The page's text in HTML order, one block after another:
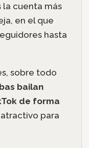
cuenta más
en el que
hasta
sobre todo
bailan
de forma
para